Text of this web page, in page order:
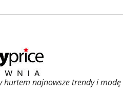
hurtem najnowsze trendy i